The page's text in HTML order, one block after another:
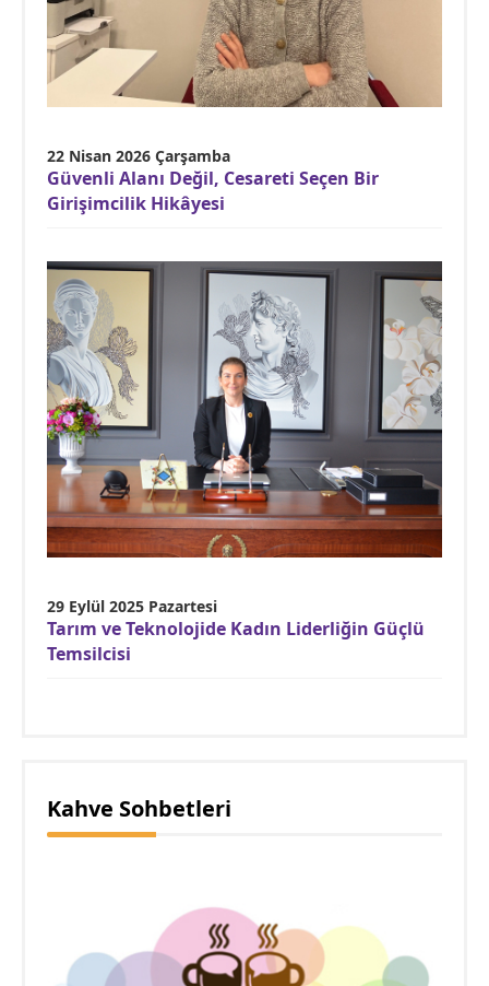
22 Nisan 2026 Çarşamba
Güvenli Alanı Değil, Cesareti Seçen Bir
Girişimcilik Hikâyesi
29 Eylül 2025 Pazartesi
Tarım ve Teknolojide Kadın Liderliğin Güçlü
Temsilcisi
Kahve Sohbetleri